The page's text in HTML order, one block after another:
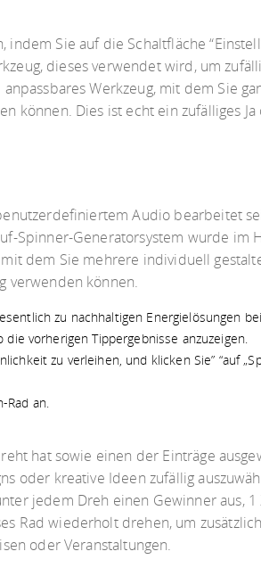
Sie auf die Schaltfläche
dieses verwendet wird, um
Werkzeug, mit dem Sie
können. Dies ist echt ein zufälliges
Audio bearbeitet
Spinner-Generatorsystem wurde im
dem Sie mehrere individuell
verwenden können.
zu nachhaltigen Energielösungen
die vorherigen Tippergebnisse anzuzeigen.
zu verleihen, und klicken Sie” “auf
Rad an.
hat sowie einen der Einträge
oder kreative Ideen zufällig
jedem Dreh einen Gewinner aus,
Rad wiederholt drehen, um
oder Veranstaltungen.